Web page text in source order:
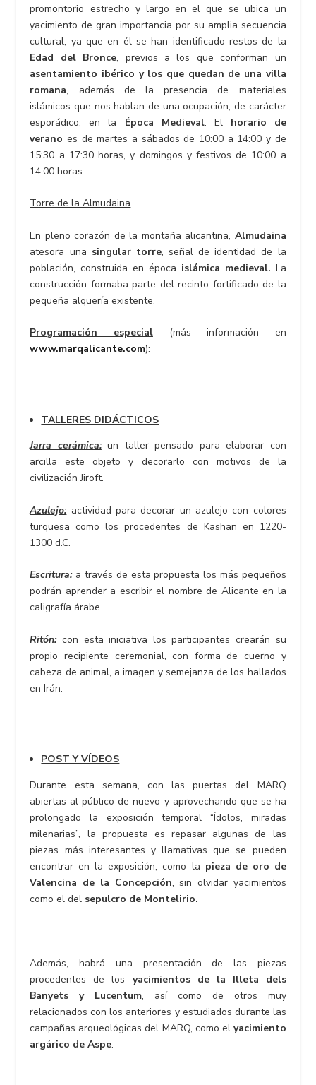
promontorio estrecho y largo en el que se ubica un
yacimiento de gran importancia por su amplia secuencia
cultural, ya que en él se han identificado restos de la
Edad del Bronce, previos a los que conforman un
asentamiento ibérico y los que quedan de una villa
romana, además de la presencia de materiales
islámicos que nos hablan de una ocupación, de carácter
esporádico, en la Época Medieval. El horario de
verano es de martes a sábados de 10:00 a 14:00 y de
15:30 a 17:30 horas, y domingos y festivos de 10:00 a
14:00 horas.
Torre de la Almudaina
En pleno corazón de la montaña alicantina, Almudaina
atesora una singular torre, señal de identidad de la
población, construida en época islámica medieval. La
construcción formaba parte del recinto fortificado de la
pequeña alquería existente.
Programación especial(más información en
www.marqalicante.com):
TALLERES DIDÁCTICOS
Jarra cerámica:un taller pensado para elaborar con
arcilla este objeto y decorarlo con motivos de la
civilización Jiroft.
Azulejo:actividad para decorar un azulejo con colores
turquesa como los procedentes de Kashan en 1220-
1300 d.C.
Escritura:a través de esta propuesta los más pequeños
podrán aprender a escribir el nombre de Alicante en la
caligrafía árabe.
Ritón:con esta iniciativa los participantes crearán su
propio recipiente ceremonial, con forma de cuerno y
cabeza de animal, a imagen y semejanza de los hallados
en Irán.
POST Y VÍDEOS
Durante esta semana, con las puertas del MARQ
abiertas al público de nuevo y aprovechando que se ha
prolongado la exposición temporal “Ídolos, miradas
milenarias”, la propuesta es repasar algunas de las
piezas más interesantes y llamativas que se pueden
encontrar en la exposición, como la pieza de oro de
Valencina de la Concepción, sin olvidar yacimientos
como el del sepulcro de Montelirio.
Además, habrá una presentación de las piezas
procedentes de los yacimientos de la Illeta dels
Banyets y Lucentum, así como de otros muy
relacionados con los anteriores y estudiados durante las
campañas arqueológicas del MARQ, como el yacimiento
argárico de Aspe.